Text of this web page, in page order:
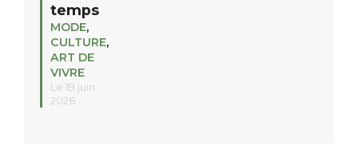
temps
MODE,
CULTURE,
ART DE
VIVRE
Le 19 juin
2026